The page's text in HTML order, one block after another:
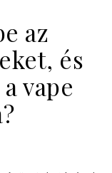
az
és
vape